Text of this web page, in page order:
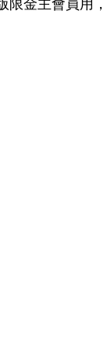
限金主會員用，